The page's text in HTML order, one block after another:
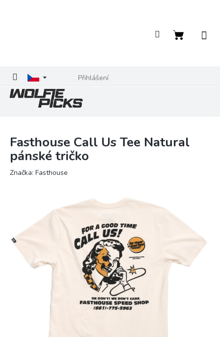
Přihlášení
Nákupní
Fasthouse Call Us Tee Natural
pánské tričko
Značka: Fasthouse